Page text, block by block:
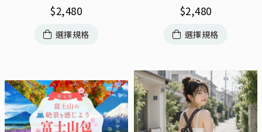
$2,480
選擇規格
$2,480
選擇規格